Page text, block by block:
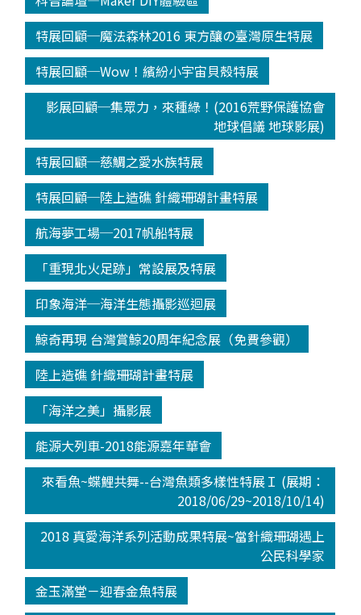
特展回顧─魔法森林2016 東方釀の臺灣原生特展
特展回顧─Wow！繽紛小宇宙貝殼特展
影展回顧─集眾力，來種綠！(2016荒野保護協會
地球倡議 地球影展)
特展回顧─慈鯛之愛水族特展
特展回顧─陸上造礁 針織珊瑚計畫特展
航海夢工場─2017帆船特展
「重現北火足跡」常設展及特展
印象海洋─海洋生態攝影巡迴展
鯨奇再現 台灣賞鯨20周年紀念展（免費參觀）
陸上造礁 針織珊瑚計畫特展
「海洋之美」攝影展
能源大列車-2018能源嘉年華會
來看魚~蝶鯉共舞--台灣魚類多樣性特展Ｉ (展期：
2018/06/29~2018/10/14)
2018 真愛海洋系列活動成果特展~當針織珊瑚遇上
公民科學家
金玉滿堂－迎春金魚特展